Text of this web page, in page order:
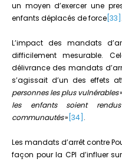
un moyen d’exercer une
enfants déplacés de force [33]
L’impact des mandats
difficilement mesurable.
délivrance des mandats
s’agissait d’un des effets
personnes les plus vulnérables
les enfants soient
communautés» [34] .
Les mandats d’arrêt contre
façon pour la CPI d’influer